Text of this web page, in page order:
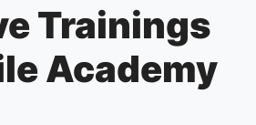
Trainings
Academy